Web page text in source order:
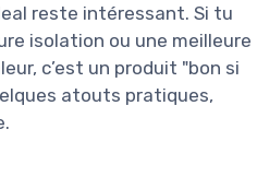
reste intéressant. Si tu
isolation ou une meilleure
c’est un produit "bon si
atouts pratiques,